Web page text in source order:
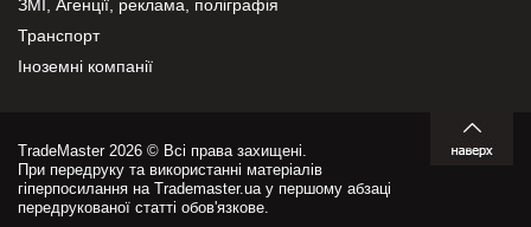
ЗМІ, Агенції, реклама, поліграфія
Транспорт
Іноземні компанії
TradeMaster 2026 © Всі права захищені.
При передруку та використанні матеріалів
гіперпосилання на Trademaster.ua у першому абзаці
передрукованої статті обов'язкове.